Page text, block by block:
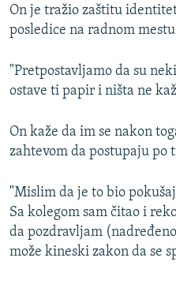
On je tražio zaštitu
posledice na radnom
"Pretpostavljamo da su
ostave ti papir i ništa ne
On kaže da im se nakon
zahtevom da postupaju po
"Mislim da je to bio
Sa kolegom sam čitao i
da pozdravljam
može kineski zakon da se